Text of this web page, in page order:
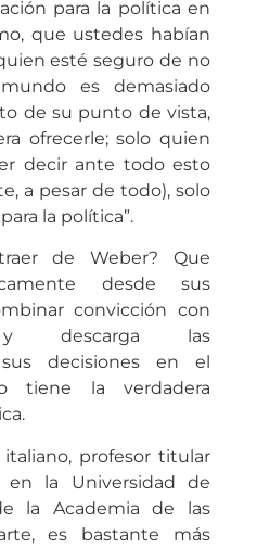
para la política en
que ustedes habían
esté seguro de no
es demasiado
de su punto de vista,
ofrecerle; solo quien
decir ante todo esto
a pesar de todo), solo
la política”.
de Weber? Que
desde sus
convicción con
y descarga las
decisiones en el
tiene la verdadera
italiano, profesor titular
en la Universidad de
la Academia de las
es bastante más